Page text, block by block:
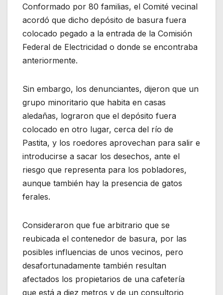
Conformado por 80 familias, el Comité vecinal
acordó que dicho depósito de basura fuera
colocado pegado a la entrada de la Comisión
Federal de Electricidad o donde se encontraba
anteriormente.
Sin embargo, los denunciantes, dijeron que un
grupo minoritario que habita en casas
aledañas, lograron que el depósito fuera
colocado en otro lugar, cerca del río de
Pastita, y los roedores aprovechan para salir e
introducirse a sacar los desechos, ante el
riesgo que representa para los pobladores,
aunque también hay la presencia de gatos
ferales.
Consideraron que fue arbitrario que se
reubicada el contenedor de basura, por las
posibles influencias de unos vecinos, pero
desafortunadamente también resultan
afectados los propietarios de una cafetería
que está a diez metros y de un consultorio